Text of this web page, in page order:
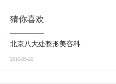
猜你喜欢
北京八大处整形美容科
2016-09-26